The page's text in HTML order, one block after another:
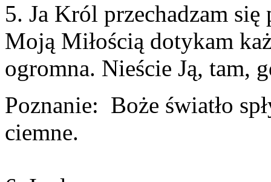
5. Ja Król przechadzam
Moją Miłością dotykam
ogromna. Nieście Ją, tam,
Poznanie: Boże światło
ciemne.